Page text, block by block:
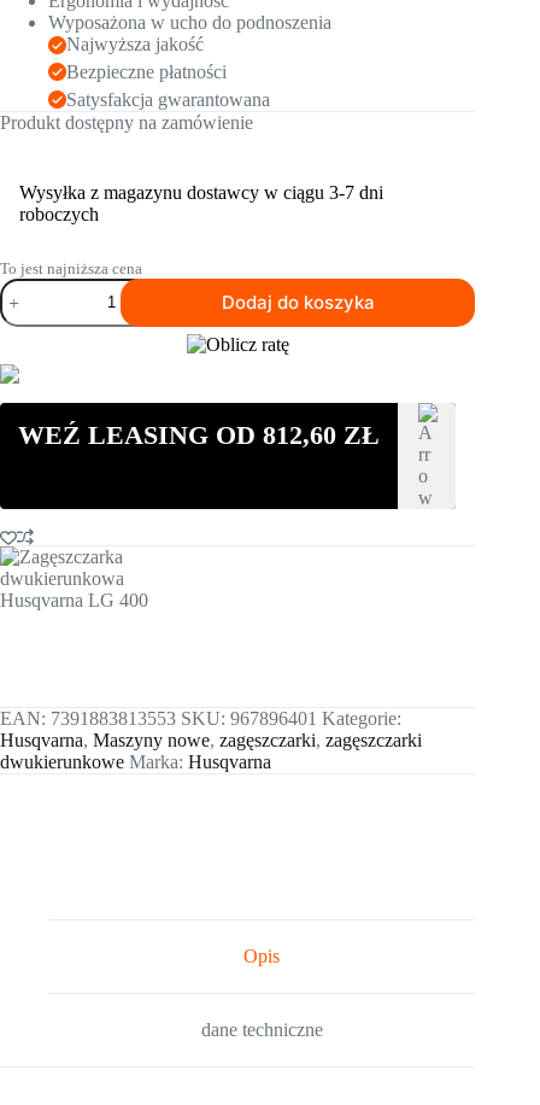
Wyposażona w ucho do podnoszenia
Najwyższa jakość
Bezpieczne płatności
Satysfakcja gwarantowana
Produkt dostępny na zamówienie
Wysyłka z magazynu dostawcy w ciągu 3-7 dni
roboczych
To jest najniższa cena
ilość
Zagęszczarka
dwukierunkowa
LG
400
Dodaj do koszyka
WEŹ LEASING OD 812,60 ZŁ
EAN: 7391883813553 SKU: 967896401 Kategorie:
Husqvarna, Maszyny nowe, zagęszczarki, zagęszczarki
dwukierunkowe Marka: Husqvarna
Opis
dane techniczne